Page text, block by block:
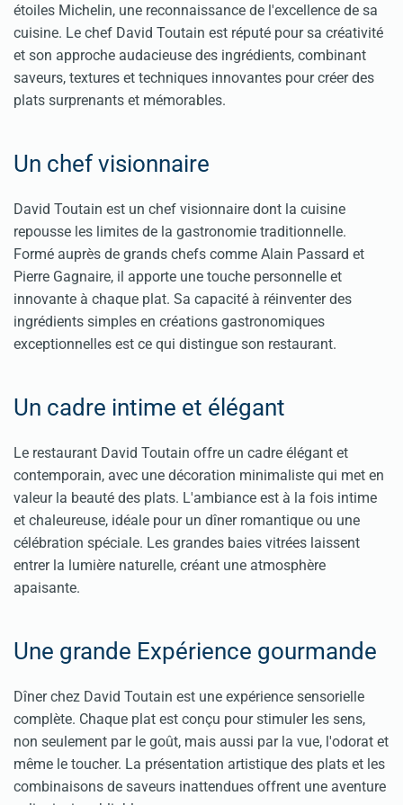
étoiles Michelin, une reconnaissance de l'excellence de sa
cuisine. Le chef David Toutain est réputé pour sa créativité
et son approche audacieuse des ingrédients, combinant
saveurs, textures et techniques innovantes pour créer des
plats surprenants et mémorables.
Un chef visionnaire
David Toutain est un chef visionnaire dont la cuisine
repousse les limites de la gastronomie traditionnelle.
Formé auprès de grands chefs comme Alain Passard et
Pierre Gagnaire, il apporte une touche personnelle et
innovante à chaque plat. Sa capacité à réinventer des
ingrédients simples en créations gastronomiques
exceptionnelles est ce qui distingue son restaurant.
Un cadre intime et élégant
Le restaurant David Toutain offre un cadre élégant et
contemporain, avec une décoration minimaliste qui met en
valeur la beauté des plats. L'ambiance est à la fois intime
et chaleureuse, idéale pour un dîner romantique ou une
célébration spéciale. Les grandes baies vitrées laissent
entrer la lumière naturelle, créant une atmosphère
apaisante.
Une grande Expérience gourmande
Dîner chez David Toutain est une expérience sensorielle
complète. Chaque plat est conçu pour stimuler les sens,
non seulement par le goût, mais aussi par la vue, l'odorat et
même le toucher. La présentation artistique des plats et les
combinaisons de saveurs inattendues offrent une aventure